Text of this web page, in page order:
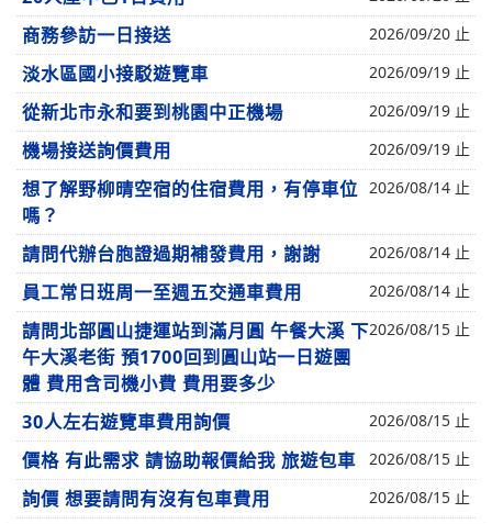
商務參訪一日接送 2026/09/20 止
淡水區國小接駁遊覽車 2026/09/19 止
從新北市永和要到桃園中正機場 2026/09/19 止
機場接送詢價費用 2026/09/19 止
想了解野柳晴空宿的住宿費用，有停車位
嗎？
2026/08/14 止
請問代辦台胞證過期補發費用，謝謝 2026/08/14 止
員工常日班周一至週五交通車費用 2026/08/14 止
請問北部圓山捷運站到滿月圓 午餐大溪 下
午大溪老街 預1700回到圓山站一日遊團
體 費用含司機小費 費用要多少
2026/08/15 止
30人左右遊覽車費用詢價 2026/08/15 止
價格 有此需求 請協助報價給我 旅遊包車 2026/08/15 止
詢價 想要請問有沒有包車費用 2026/08/15 止